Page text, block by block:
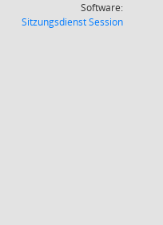
Software:
SitzungsdienstSession(Wird in